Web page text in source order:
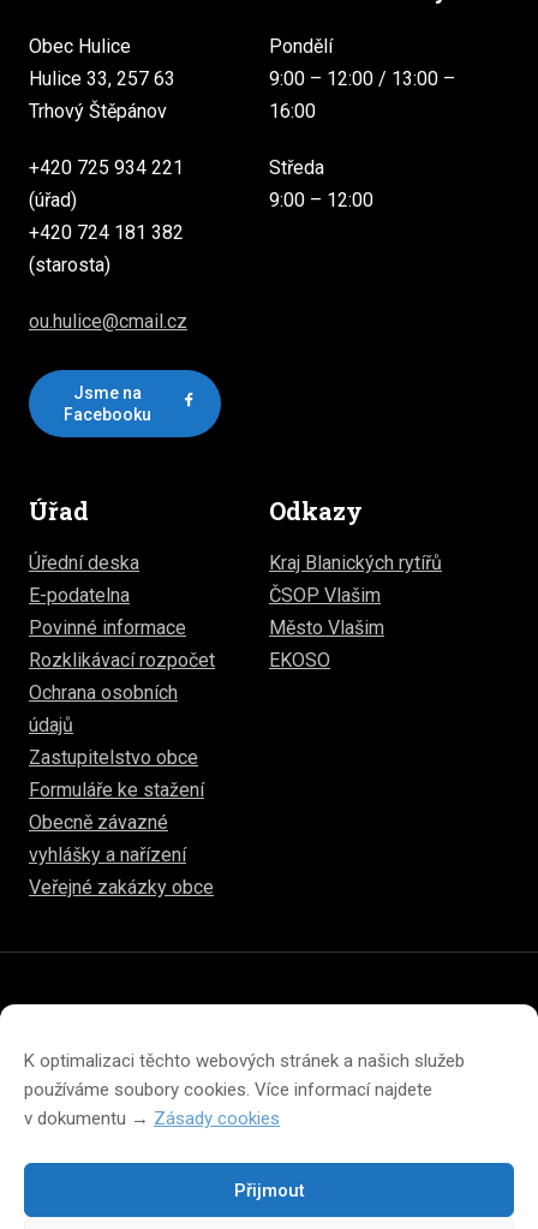
K optimalizaci těchto webových stránek a našich služeb
používáme soubory cookies. Více informací najdete
v dokumentu → Zásady cookies
Přijmout
Obec Hulice
Hulice 33, 257 63
Trhový Štěpánov
+420 725 934 221
(úřad)
+420 724 181 382
(starosta)
ou.hulice@cmail.cz
Jsme na
Facebooku
Pondělí
9:00 – 12:00 / 13:00 –
16:00
Středa
9:00 – 12:00
Úřad
Úřední deska
E-podatelna
Povinné informace
Rozklikávací rozpočet
Ochrana osobních
údajů
Zastupitelstvo obce
Formuláře ke stažení
Obecně závazné
vyhlášky a nařízení
Veřejné zakázky obce
Odkazy
Kraj Blanických rytířů
ČSOP Vlašim
Město Vlašim
EKOSO
Prohlášení o přístupnosti
Prohlášení o ochraně soukromí
Zásady cookies (EU)
Změna velikosti písma na webu